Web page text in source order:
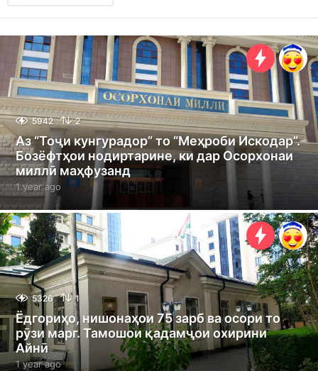
5942 2
Аз “Тоҷи кунгурадор” то “Меҳроби Искодар”.
Бозёфтҳои нодиртарине, ки дар Осорхонаи
миллӣ маҳфузанд
1 year ago
e
a
r
a
g
o
5326 1
Ёдгориҳо, нишонаҳои 75 зарб ва осори то
рӯзи марг. Тамошои қадамҷои охирини
Айнӣ
1 year ago1